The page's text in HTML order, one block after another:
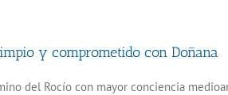
y comprometido con Doñana
del Rocío con mayor conciencia